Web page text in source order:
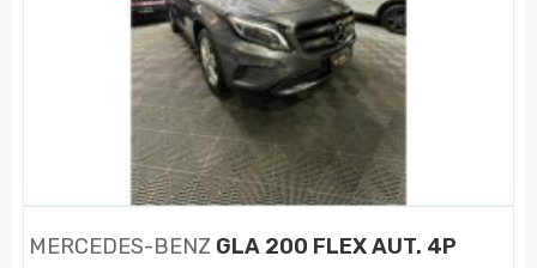
MERCEDES-BENZ GLA 200 FLEX AUT. 4P